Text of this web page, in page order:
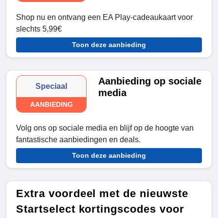
Shop nu en ontvang een EA Play-cadeaukaart voor
slechts 5,99€
Toon deze aanbieding
Speciaal
AANBIEDING
Aanbieding op sociale
media
Volg ons op sociale media en blijf op de hoogte van
fantastische aanbiedingen en deals.
Toon deze aanbieding
Extra voordeel met de nieuwste
Startselect kortingscodes voor